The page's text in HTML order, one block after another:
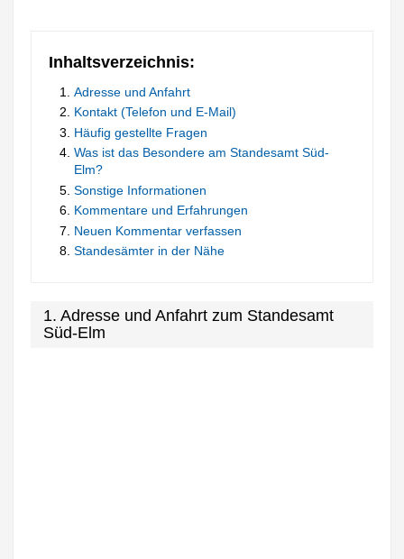
Inhaltsverzeichnis:
Adresse und Anfahrt
Kontakt (Telefon und E-Mail)
Häufig gestellte Fragen
Was ist das Besondere am Standesamt Süd-
Elm?
Sonstige Informationen
Kommentare und Erfahrungen
Neuen Kommentar verfassen
Standesämter in der Nähe
1. Adresse und Anfahrt zum Standesamt
Süd-Elm